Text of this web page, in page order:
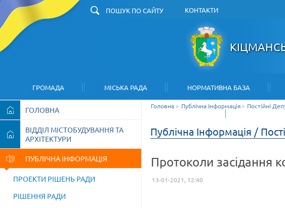
КОНТАКТИ
ГРОМАДА МІСЬКА РАДА НОРМАТИВНА БАЗА
ГОЛОВНА
ВІДДІЛ МІСТОБУДУВАННЯ ТА
АРХІТЕКТУРИ
ПУБЛІЧНА ІНФОРМАЦІЯ
ПРОЕКТИ РІШЕНЬ РАДИ
РІШЕННЯ РАДИ
Головна> Публічна Інформація> Постійні
Публічна Інформація /
Протоколи засідання
13-01-2021, 12:40